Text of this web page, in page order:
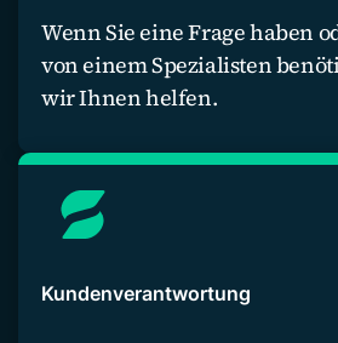
Wenn Sie eine Frage haben
von einem Spezialisten
wir Ihnen helfen.
Kontaktieren Sie uns
Kundenverantwortung